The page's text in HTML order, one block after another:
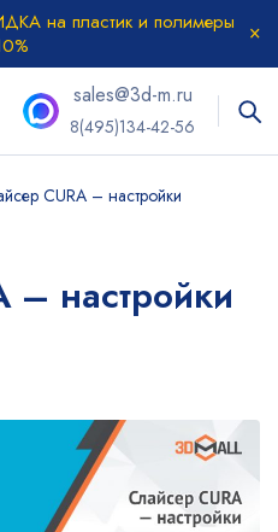
на пластик и полимеры
sales@3d-m.ru
8(495)134-42-56
CURA – настройки
– настройки